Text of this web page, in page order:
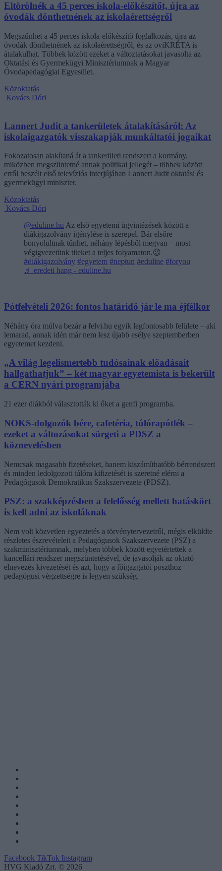
Eltörölnék a 45 perces iskola-előkészítőt, újra az
óvodák dönthetnének az iskolaérettségről
Megszűnhet a 45 perces iskola-előkészítő foglalkozás, újra az
óvodák dönthetnének az iskolaérettségről, és az oviKRÉTA is
átalakulhat. Többek között ezeket a változtatásokat javasolta az
Oktatási és Gyermekügyi Minisztériumnak a Magyar
Óvodapedagógiai Egyesület.
Közoktatás
Kovács Dóri
Lannert Judit a tankerületek átalakításáról: Az
iskolaigazgatók visszakapják munkáltatói jogaikat
Fokozatosan alakítaná át a tankerületi rendszert a kormány,
miközben megszüntetné annak politikai jellegét – többek között
erről beszélt első televíziós interjújában Lannert Judit oktatási és
gyermekügyi miniszter.
Közoktatás
Kovács Dóri
@eduline.hu Az első egyetemi ügyintézések között a
diákigazolvány igénylése is szerepel. Bár elsőre
bonyolultnak tűnhet, néhány lépésből megvan – most
végigvezetünk titeket a teljes folyamaton.😉
#diákigazolvány #egyetem #neptun #eduline #foryou
♬ eredeti hang - eduline.hu
Pótfelvételi 2026: fontos határidő jár le ma éjfélkor
Néhány óra múlva bezár a felvi.hu egyik legfontosabb felülete – aki
lemarad, annak idén már nem lesz újabb esélye szeptemberben
egyetemet kezdeni.
„A világ legelismertebb tudósainak előadásait
hallgathatjuk” – két magyar egyetemista is bekerült
a CERN nyári programjába
21 ezer diákból választották ki őket a genfi programba.
NOKS-dolgozók bére, cafetéria, túlórapótlék –
ezeket a változásokat sürgeti a PDSZ a
köznevelésben
Nemcsak magasabb fizetéseket, hanem kiszámíthatóbb bérrendszert
és minden ledolgozott túlóra kifizetését is szeretné elérni a
Pedagógusok Demokratikus Szakszervezete (PDSZ).
PSZ: a szakképzésben a felelősség mellett hatáskört
is kell adni az iskoláknak
Nem volt közvetlen egyeztetés a törvénytervezetről, mégis elküldte
részletes észrevételeit a Pedagógusok Szakszervezete (PSZ) a
szakminisztériumnak, melyben többek között egyetértettek a
kancellári rendszer megszüntetésével, de javasolják az oktató
elnevezés kivezetését és azt, hogy a főigazgatói poszthoz
pedagógusi végzettségre is legyen szükség.
Facebook TikTok Instagram
HVG Kiadó Zrt. © 2026